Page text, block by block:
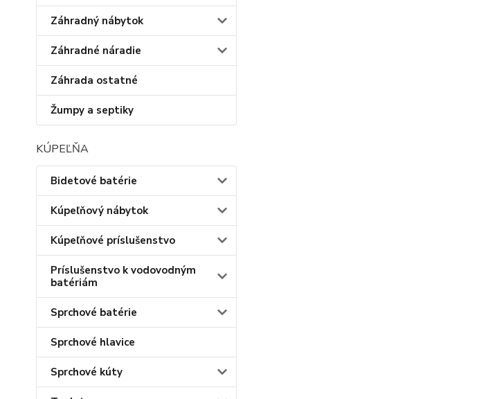
Záhradný nábytok
Záhradné náradie
Záhrada ostatné
Žumpy a septiky
KÚPEĽŇA
Bidetové batérie
Kúpeľňový nábytok
Kúpeľňové príslušenstvo
Príslušenstvo k vodovodným
batériám
Sprchové batérie
Sprchové hlavice
Sprchové kúty